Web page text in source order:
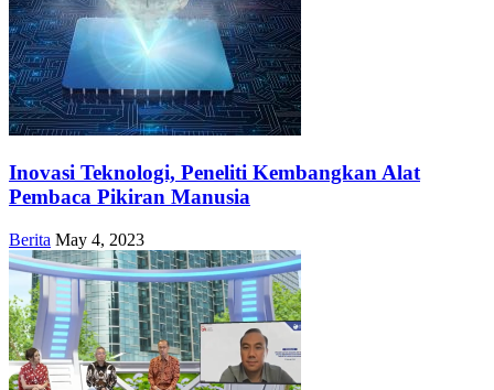
Inovasi Teknologi, Peneliti Kembangkan Alat
Pembaca Pikiran Manusia
Berita May 4, 2023